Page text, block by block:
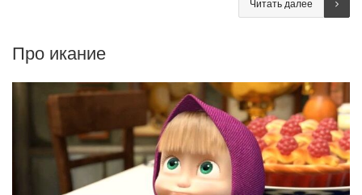
Читать далее
Про икание